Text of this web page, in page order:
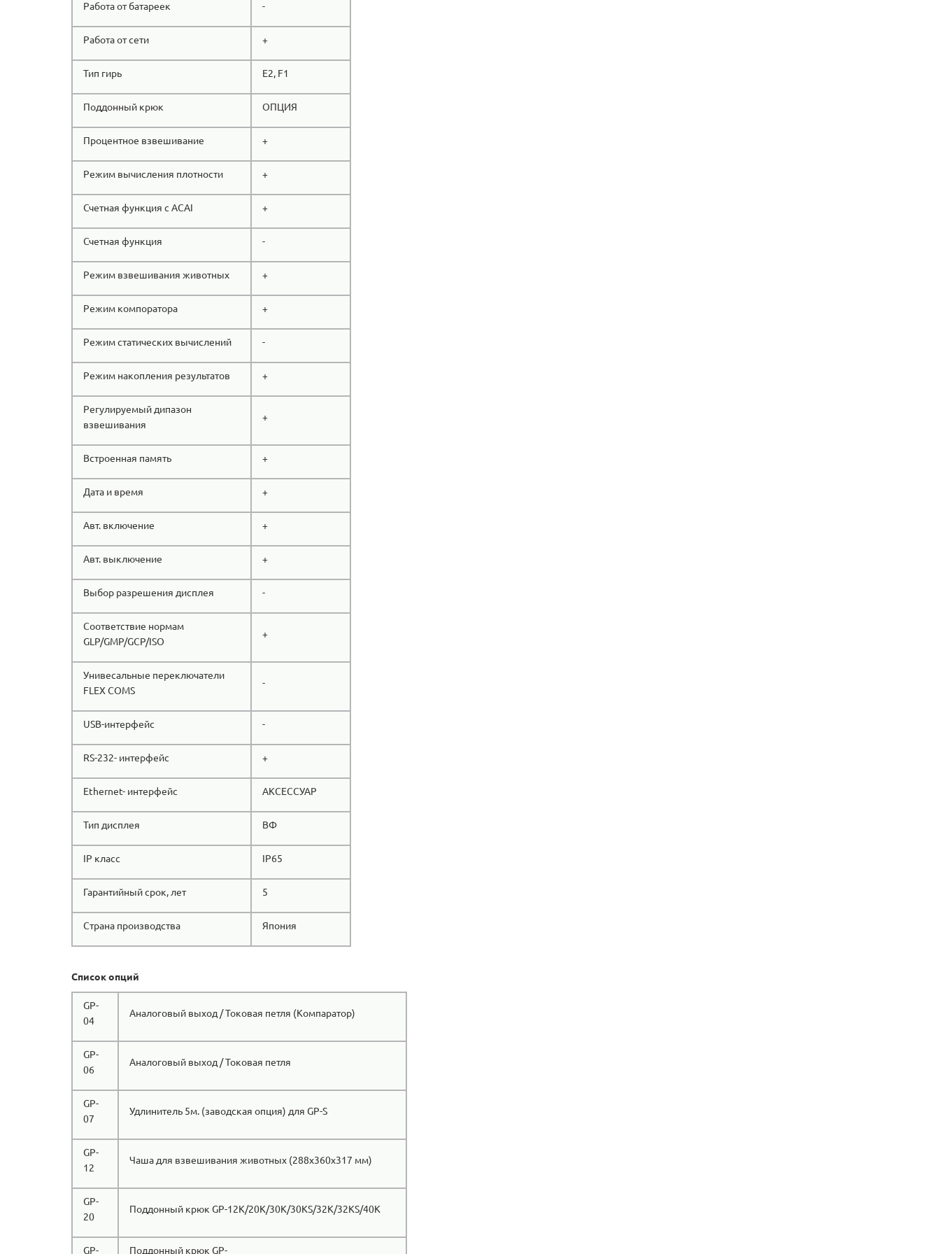
Работа от батареек -
Работа от сети +
Тип гирь E2, F1
Поддонный крюк ОПЦИЯ
Процентное взвешивание +
Режим вычисления плотности +
Счетная функция с ACAI +
Счетная функция -
Режим взвешивания животных +
Режим компоратора +
Режим статических вычислений -
Режим накопления результатов +
Регулируемый дипазон
взвешивания
+
Встроенная память +
Дата и время +
Авт. включение +
Авт. выключение +
Выбор разрешения дисплея -
Соответствие нормам
GLP/GMP/GCP/ISO
+
Унивесальные переключатели
FLEX COMS
-
USB-интерфейс -
RS-232- интерфейс +
Ethernet- интерфейс АКСЕССУАР
Тип дисплея ВФ
IP класс IP65
Гарантийный срок, лет 5
Страна производства Япония
Список опций
GP-
04
Аналоговый выход / Токовая петля (Компаратор)
GP-
06
Аналоговый выход / Токовая петля
GP-
07
Удлинитель 5м. (заводская опция) для GP-S
GP-
12
Чаша для взвешивания животных (288х360х317 мм)
GP-
20
Поддонный крюк GP-12K/20K/30K/30KS/32K/32KS/40K
GP- Поддонный крюк GP-